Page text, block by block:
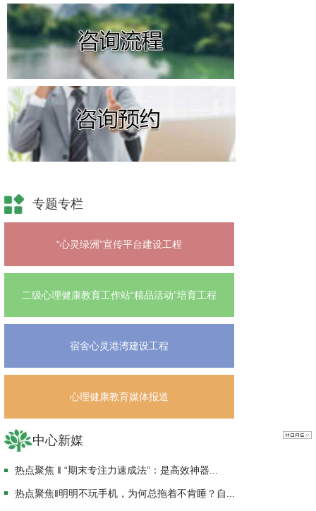
专题专栏
“心灵绿洲”宣传平台建设工程
二级心理健康教育工作站“精品活动”培育工程
宿舍心灵港湾建设工程
心理健康教育媒体报道
中心新媒
热点聚焦 ‖ “期末专注力速成法”：是高效神器...
热点聚焦‖明明不玩手机，为何总拖着不肯睡？自...